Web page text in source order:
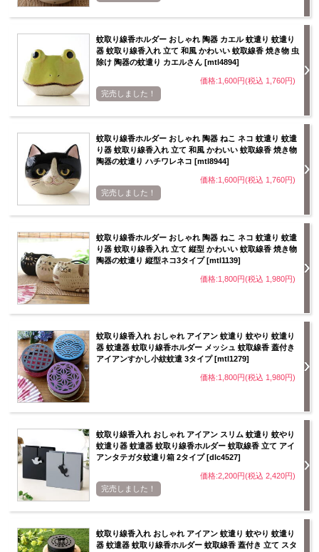
蚊取り線香ホルダー おしゃれ 陶器 カエル 蚊遣り 蚊遣り
器 蚊取り線香入れ 立て 和風 かわいい 蚊取線香 焼き物 虫
除け 陶器の蚊遣り カエルさん [mtl4894]
価格:1,600円(税込 1,760円)
完売しました！
蚊取り線香ホルダー おしゃれ 陶器 ねこ ネコ 蚊遣り 蚊遣
り器 蚊取り線香入れ 立て 和風 かわいい 蚊取線香 焼き物
陶器の蚊遣り ハチワレネコ [mtl8944]
価格:1,600円(税込 1,760円)
完売しました！
蚊取り線香ホルダー おしゃれ 陶器 ねこ ネコ 蚊遣り 蚊遣
り器 蚊取り線香入れ 立て 縦型 かわいい 蚊取線香 焼き物
陶器の蚊遣り 縦型ネコ3タイプ [mtl1139]
価格:1,800円(税込 1,980円)
蚊取り線香入れ おしゃれ アイアン 蚊遣り 蚊やり 蚊遣り
器 蚊遣器 蚊取り線香ホルダー メッシュ 蚊取線香 蓋付き
アイアンすかし小紋蚊遣 3タイプ [mtl1279]
価格:1,800円(税込 1,980円)
蚊取り線香入れ おしゃれ アイアン スリム 蚊遣り 蚊やり
蚊遣り器 蚊遣器 蚊取り線香ホルダー 蚊取線香 立て アイ
アンタテガタ蚊遣り箱 2タイプ [dlc4527]
価格:2,200円(税込 2,420円)
完売しました！
蚊取り線香入れ おしゃれ アイアン 蚊遣り 蚊やり 蚊遣り
器 蚊遣器 蚊取り線香ホルダー 蚊取線香 蓋付き 立て スタ